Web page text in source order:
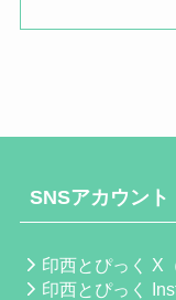
SNSアカウント
印西とぴっく X
印西とぴっく